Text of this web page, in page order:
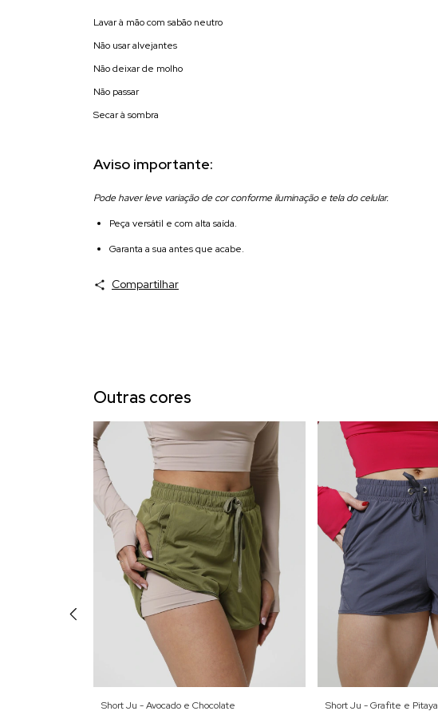
Lavar à mão com sabão neutro
Não usar alvejantes
Não deixar de molho
Não passar
Secar à sombra
Aviso importante:
Pode haver leve variação de cor conforme iluminação e tela do celular.
Peça versátil e com alta saída.
Garanta a sua antes que acabe.
Compartilhar
Outras cores
Short Ju - Avocado e Chocolate Short Ju - Grafite e Pitaya